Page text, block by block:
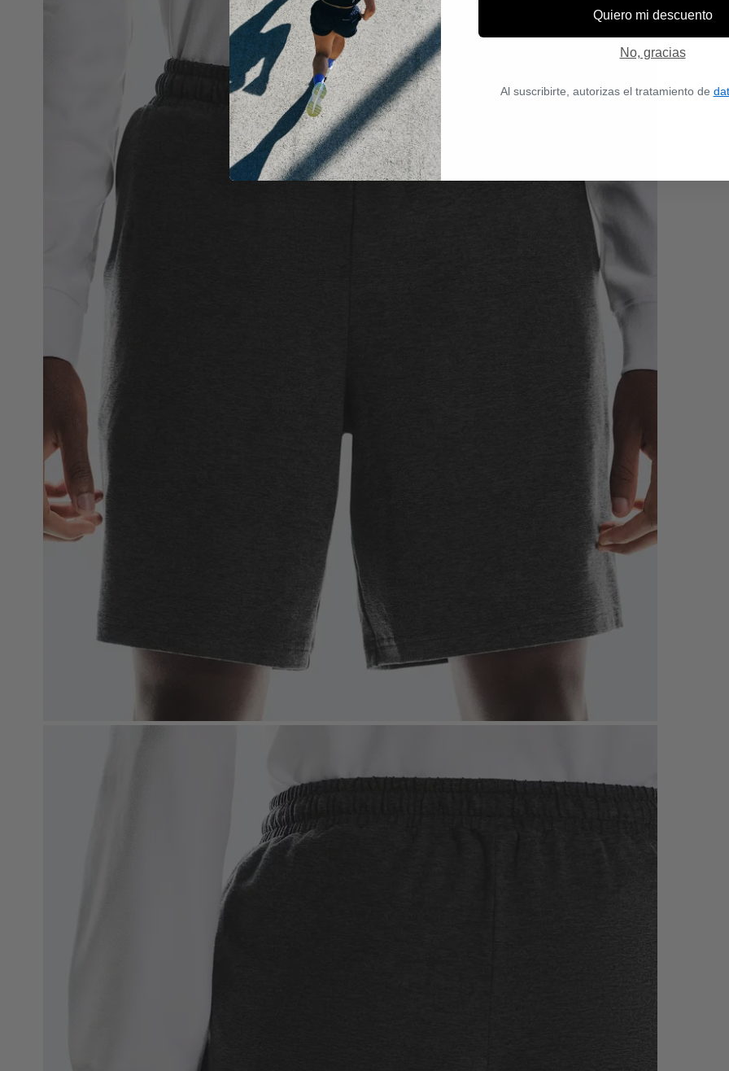
Quiero mi descuento
No, gracias
Al suscribirte, autorizas el tratamiento de